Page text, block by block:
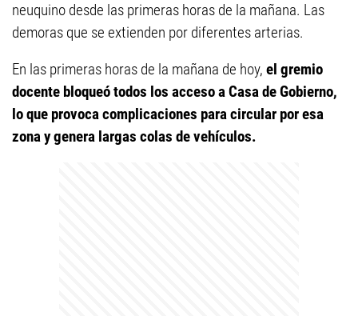
neuquino desde las primeras horas de la mañana. Las
demoras que se extienden por diferentes arterias.
En las primeras horas de la mañana de hoy, el gremio
docente bloqueó todos los acceso a Casa de Gobierno,
lo que provoca complicaciones para circular por esa
zona y genera largas colas de vehículos.